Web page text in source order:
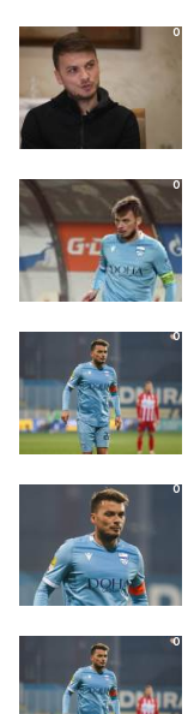
0
0
0
0
0